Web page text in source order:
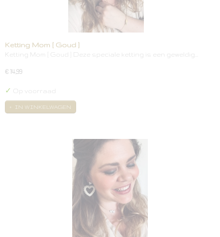
Ketting Mom [ Goud ]
Ketting Mom [ Goud ] Deze speciale ketting is een geweldig…
€ 14,99
✓ Op voorraad
IN WINKELWAGEN